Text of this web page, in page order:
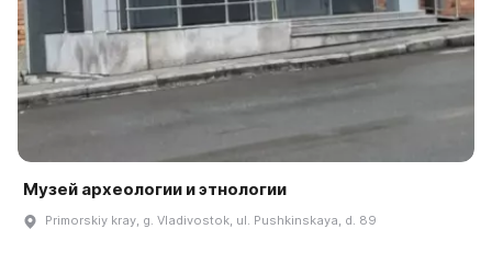
Музей археологии и этнологии
Primorskiy kray, g. Vladivostok, ul. Pushkinskaya, d. 89